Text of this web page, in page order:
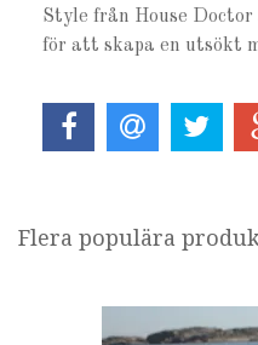
Style från House
för att skapa en utsökt
Flera populära